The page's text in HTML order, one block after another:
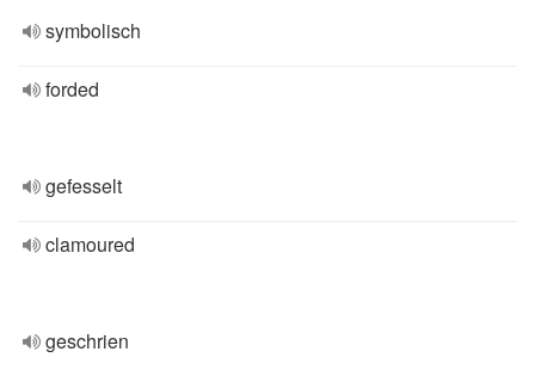
symbolisch
forded
gefesselt
clamoured
geschrien